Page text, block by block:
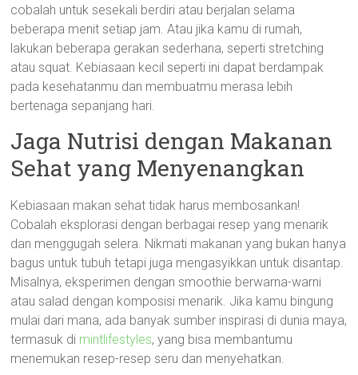
cobalah untuk sesekali berdiri atau berjalan selama
beberapa menit setiap jam. Atau jika kamu di rumah,
lakukan beberapa gerakan sederhana, seperti stretching
atau squat. Kebiasaan kecil seperti ini dapat berdampak
pada kesehatanmu dan membuatmu merasa lebih
bertenaga sepanjang hari.
Jaga Nutrisi dengan Makanan
Sehat yang Menyenangkan
Kebiasaan makan sehat tidak harus membosankan!
Cobalah eksplorasi dengan berbagai resep yang menarik
dan menggugah selera. Nikmati makanan yang bukan hanya
bagus untuk tubuh tetapi juga mengasyikkan untuk disantap.
Misalnya, eksperimen dengan smoothie berwarna-warni
atau salad dengan komposisi menarik. Jika kamu bingung
mulai dari mana, ada banyak sumber inspirasi di dunia maya,
termasuk di mintlifestyles, yang bisa membantumu
menemukan resep-resep seru dan menyehatkan.